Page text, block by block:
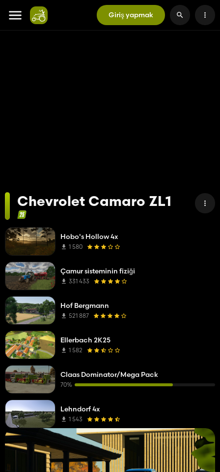
Giriş yapmak
Chevrolet Camaro ZL1
Hobo's Hollow 4x
1 580
Çamur sisteminin fiziği
331 433
Hof Bergmann
521 887
Ellerbach 2K25
1 582
Claas Dominator/Mega Pack
70%
Lehndorf 4x
1 543